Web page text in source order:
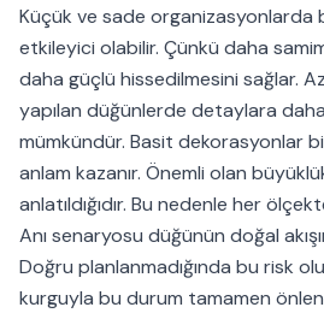
Küçük ve sade organizasyonlarda
etkileyici olabilir. Çünkü daha
daha güçlü hissedilmesini sağlar.
yapılan düğünlerde detaylara
mümkündür. Basit dekorasyonlar
anlam kazanır. Önemli olan
anlatıldığıdır. Bu nedenle her
Anı senaryosu düğünün doğal
Doğru planlanmadığında bu risk
kurguyla bu durum tamamen